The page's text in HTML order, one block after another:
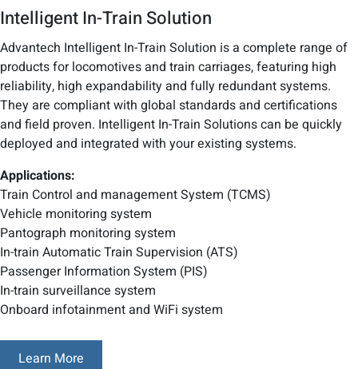
Intelligent In-Train Solution
Advantech Intelligent In-Train Solution is a complete range of
products for locomotives and train carriages, featuring high
reliability, high expandability and fully redundant systems.
They are compliant with global standards and certifications
and field proven. Intelligent In-Train Solutions can be quickly
deployed and integrated with your existing systems.
Applications:
Train Control and management System (TCMS)
Vehicle monitoring system
Pantograph monitoring system
In-train Automatic Train Supervision (ATS)
Passenger Information System (PIS)
In-train surveillance system
Onboard infotainment and WiFi system
Learn More